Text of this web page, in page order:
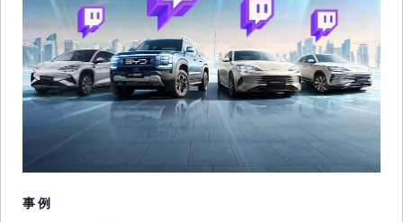
事例